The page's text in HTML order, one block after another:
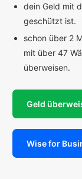
dein Geld mit
geschützt ist.
schon über 2
mit über 47
überweisen.
Geld
Wise for